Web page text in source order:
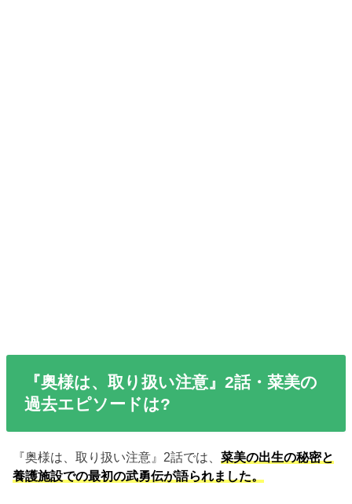
『奥様は、取り扱い注意』2話・菜美の
過去エピソードは?
『奥様は、取り扱い注意』2話では、菜美の出生の秘密と
養護施設での最初の武勇伝が語られました。